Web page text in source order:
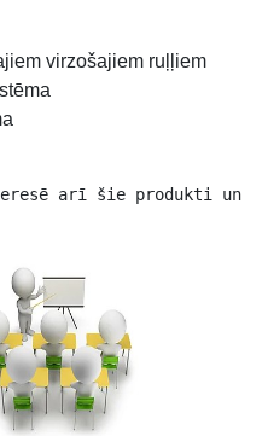
virzošajiem ruļļiem
arī šie produkti un